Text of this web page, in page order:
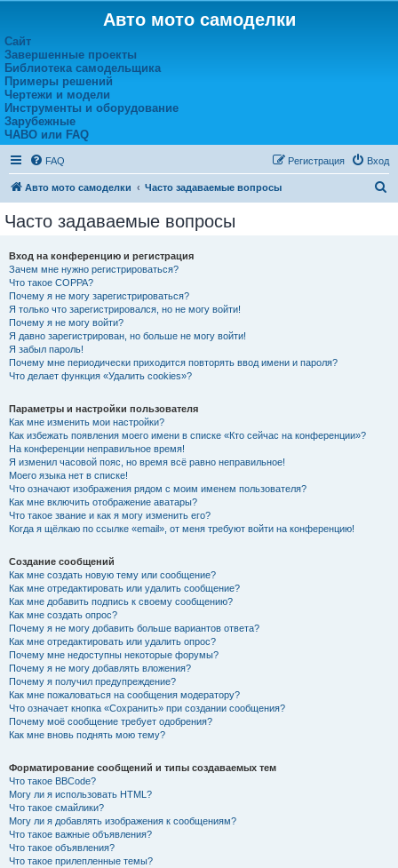
Авто мото самоделки
Сайт
Завершенные проекты
Библиотека самодельщика
Примеры решений
Чертежи и модели
Инструменты и оборудование
Зарубежные
ЧАВО или FAQ
FAQ Вход
Регистрация
Авто мото самоделки Часто задаваемые вопросы
Часто задаваемые вопросы
Вход на конференцию и регистрация
Зачем мне нужно регистрироваться?
Что такое COPPA?
Почему я не могу зарегистрироваться?
Я только что зарегистрировался, но не могу войти!
Почему я не могу войти?
Я давно зарегистрирован, но больше не могу войти!
Я забыл пароль!
Почему мне периодически приходится повторять ввод имени и пароля?
Что делает функция «Удалить cookies»?
Параметры и настройки пользователя
Как мне изменить мои настройки?
Как избежать появления моего имени в списке «Кто сейчас на конференции»?
На конференции неправильное время!
Я изменил часовой пояс, но время всё равно неправильное!
Моего языка нет в списке!
Что означают изображения рядом с моим именем пользователя?
Как мне включить отображение аватары?
Что такое звание и как я могу изменить его?
Когда я щёлкаю по ссылке «email», от меня требуют войти на конференцию!
Создание сообщений
Как мне создать новую тему или сообщение?
Как мне отредактировать или удалить сообщение?
Как мне добавить подпись к своему сообщению?
Как мне создать опрос?
Почему я не могу добавить больше вариантов ответа?
Как мне отредактировать или удалить опрос?
Почему мне недоступны некоторые форумы?
Почему я не могу добавлять вложения?
Почему я получил предупреждение?
Как мне пожаловаться на сообщения модератору?
Что означает кнопка «Сохранить» при создании сообщения?
Почему моё сообщение требует одобрения?
Как мне вновь поднять мою тему?
Форматирование сообщений и типы создаваемых тем
Что такое BBCode?
Могу ли я использовать HTML?
Что такое смайлики?
Могу ли я добавлять изображения к сообщениям?
Что такое важные объявления?
Что такое объявления?
Что такое прилепленные темы?